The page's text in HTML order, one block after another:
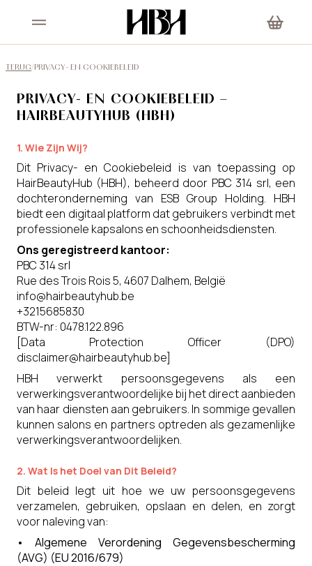
TERUG/PRIVACY- EN COOKIEBELEID
PRIVACY- EN COOKIEBELEID –
HAIRBEAUTYHUB (HBH)
1. Wie Zijn Wij?
Dit Privacy- en Cookiebeleid is van toepassing op
HairBeautyHub (HBH), beheerd door PBC 314 srl, een
dochteronderneming van ESB Group Holding. HBH
biedt een digitaal platform dat gebruikers verbindt met
professionele kapsalons en schoonheidsdiensten.
Ons geregistreerd kantoor:
PBC 314 srl
Rue des Trois Rois 5, 4607 Dalhem, België
info@hairbeautyhub.be
+3215685830
BTW-nr: 0478.122.896
[Data Protection Officer (DPO)
disclaimer@hairbeautyhub.be]
HBH verwerkt persoonsgegevens als een
verwerkingsverantwoordelijke bij het direct aanbieden
van haar diensten aan gebruikers. In sommige gevallen
kunnen salons en partners optreden als gezamenlijke
verwerkingsverantwoordelijken.
2. Wat Is het Doel van Dit Beleid?
Dit beleid legt uit hoe we uw persoonsgegevens
verzamelen, gebruiken, opslaan en delen, en zorgt
voor naleving van:
• Algemene Verordening Gegevensbescherming
(AVG) (EU 2016/679)